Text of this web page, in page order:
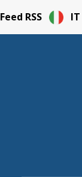
Feed RSS IT